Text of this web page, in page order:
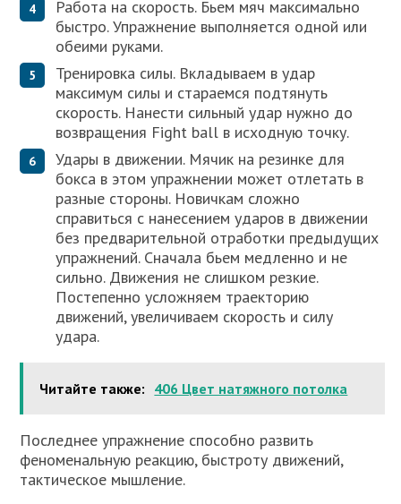
Работа на скорость. Бьем мяч максимально
быстро. Упражнение выполняется одной или
обеими руками.
Тренировка силы. Вкладываем в удар
максимум силы и стараемся подтянуть
скорость. Нанести сильный удар нужно до
возвращения Fight ball в исходную точку.
Удары в движении. Мячик на резинке для
бокса в этом упражнении может отлетать в
разные стороны. Новичкам сложно
справиться с нанесением ударов в движении
без предварительной отработки предыдущих
упражнений. Сначала бьем медленно и не
сильно. Движения не слишком резкие.
Постепенно усложняем траекторию
движений, увеличиваем скорость и силу
удара.
Читайте также: 406 Цвет натяжного потолка
Последнее упражнение способно развить
феноменальную реакцию, быстроту движений,
тактическое мышление.